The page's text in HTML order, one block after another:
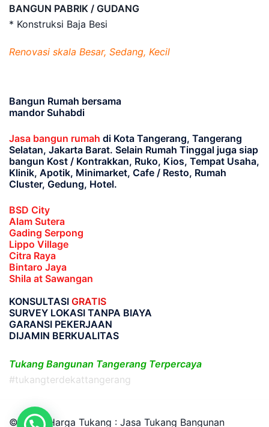
BANGUN PABRIK / GUDANG
* Konstruksi Baja Besi
Renovasi skala Besar, Sedang, Kecil
Bangun Rumah bersama
mandor Suhabdi
Jasa bangun rumah di Kota Tangerang, Tangerang
Selatan, Jakarta Barat. Selain Rumah Tinggal juga siap
bangun Kost / Kontrakkan, Ruko, Kios, Tempat Usaha,
Klinik, Apotik, Minimarket, Cafe / Resto, Rumah
Cluster, Gedung, Hotel.
BSD City
Alam Sutera
Gading Serpong
Lippo Village
Citra Raya
Bintaro Jaya
Shila at Sawangan
KONSULTASI GRATIS
SURVEY LOKASI TANPA BIAYA
GARANSI PEKERJAAN
DIJAMIN BERKUALITAS
Tukang Bangunan Tangerang Terpercaya
#tukangterdekattangerang
© 2026 Harga Tukang : Jasa Tukang Bangunan